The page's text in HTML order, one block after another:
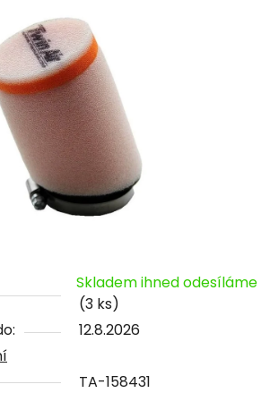
Skladem ihned odesíláme
(3 ks)
12.8.2026
TA-158431